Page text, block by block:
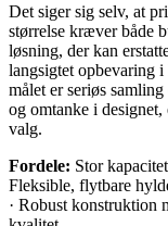
Det siger sig selv, at
størrelse kræver både
løsning, der kan
langsigtet opbevaring
målet er seriøs
og omtanke i
valg.
Fordele: Stor
Fleksible, flytbare
· Robust konstruktion